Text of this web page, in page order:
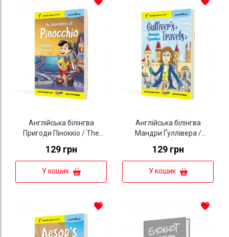
Англійська білінгва
Пригоди Піноккіо / The
(серія “Дзеркальний
текст”)
129 грн
У кошик
Англійська білінгва
Мандри Ґуллівера /
“Дзеркальний текст”)
129 грн
У кошик